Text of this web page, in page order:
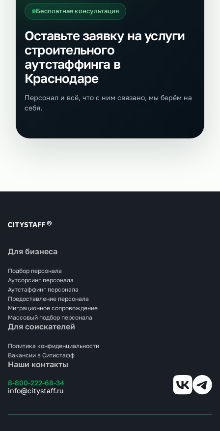
Бесплатная консультация
Оставьте заявку на услуги
строительного
аутстаффинга в
Краснодаре
Персонал и всё, что с ним связано, мы берём на
себя.
Наши контакты
8-800-222-68-34
info@citystaff.ru
Для бизнеса
Подбор персонала
Аутсорсинг персонала
Аутстаффинг персонала
Предоставление персонала
Миграционное сопровождение
Массовый подбор персонала
Для соискателей
Политика конфиденциальности
Вакансии в Ситистафф